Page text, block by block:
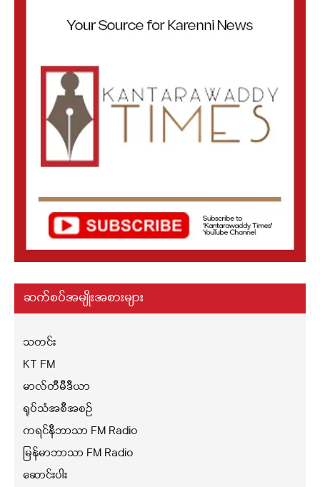
ဆက်စပ်အမျိုးအစားများ
သတင်း
KT FM
မာလ်တီမီဒီယာ
ရုပ်သံအစီအစဉ်
ကရင်နီဘာသာ FM Radio
မြန်မာဘာသာ FM Radio
ဆောင်းပါး